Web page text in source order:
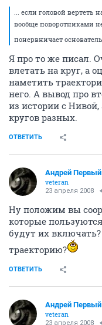
... если головой вертеть
вообще поворотниками
понервничает
Я про то же писал.
влетать на круг, а
наметить
него. А вывод про
из истории с
кругов разных.
ОТВЕТИТЬ
Андрей Первый
veteran
23 апреля 2008
Ну положим вы
которые
будут их
траекторию?
ОТВЕТИТЬ
Андрей Первый
veteran
23 апреля 2008